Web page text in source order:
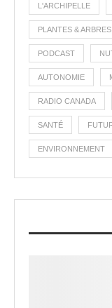
L'ARCHIPELLE
PLANTES & ARBRES
PODCAST
AUTONOMIE
RADIO CANADA
SANTÉ
ENVIRONNEMENT